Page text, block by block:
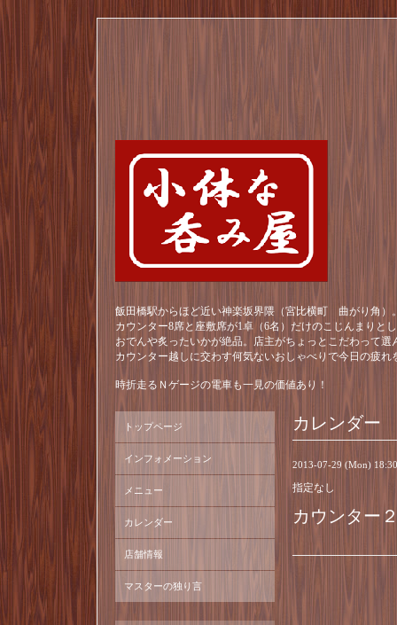
飯田橋駅からほど近い神楽坂界隈（宮比横町 曲がり角）
カウンター8席と座敷席が1卓（6名）だけのこじんまりと
おでんや炙ったいかが絶品。店主がちょっとこだわって
カウンター越しに交わす何気ないおしゃべりで今日の疲れ
時折走るＮゲージの電車も一見の価値あり！
カレンダー
2013-07-29 (Mon)
指定なし
カウンター
トップページ
インフォメーション
メニュー
カレンダー
店舗情報
マスターの独り言